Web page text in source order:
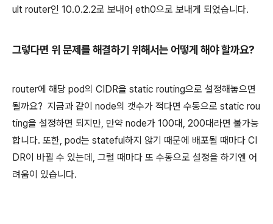
ult router인 10.0.2.2로 보내어 eth0으로 보내게 되었습니다.
그렇다면 위 문제를 해결하기 위해서는 어떻게 해야 할까요?
router에 해당 pod의 CIDR을 static routing으로 설정해놓으면
될까요? 지금과 같이 node의 갯수가 적다면 수동으로 static rou
ting을 설정하면 되지만, 만약 node가 100대, 200대라면 불가능
합니다. 또한, pod는 stateful하지 않기 때문에 배포될 때마다 CI
DR이 바뀔 수 있는데, 그럴 때마다 또 수동으로 설정을 하기엔 어
려움이 있습니다.